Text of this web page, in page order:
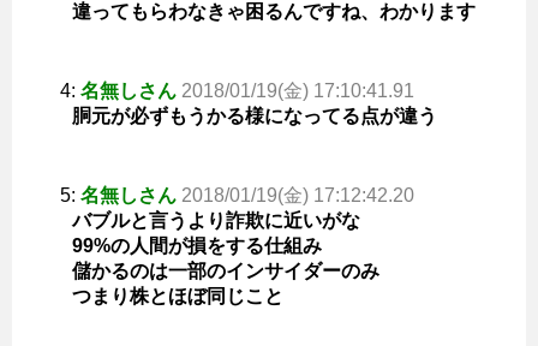
違ってもらわなきゃ困るんですね、わかります
4: 名無しさん 2018/01/19(金) 17:10:41.91
胴元が必ずもうかる様になってる点が違う
5: 名無しさん 2018/01/19(金) 17:12:42.20
バブルと言うより詐欺に近いがな
99%の人間が損をする仕組み
儲かるのは一部のインサイダーのみ
つまり株とほぼ同じこと